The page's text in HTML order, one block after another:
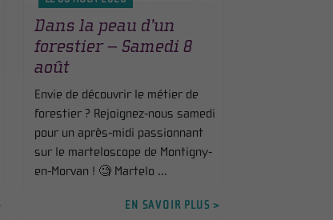
Dans la peau d’un
forestier – Samedi 8
août
Envie de découvrir le métier de
forestier ? Rejoignez-nous samedi
pour un après-midi passionnant
sur le marteloscope de Montigny-
en-Morvan ! 🧐 Martelo ...
EN SAVOIR PLUS >